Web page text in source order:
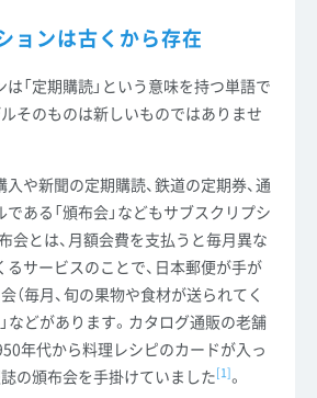
ョンは古くから存在
「定期購読」という意味を持つ単語で
そのものは新しいものではありませ
や新聞の定期購読、鉄道の定期券、通
ある「頒布会」などもサブスクリプシ
会とは、月額会費を支払うと毎月異な
るサービスのことで、日本郵便が手が
（毎月、旬の果物や食材が送られてく
などがあります。カタログ通販の老舗
年代から料理レシピのカードが入っ
の頒布会を手掛けていました[1]。